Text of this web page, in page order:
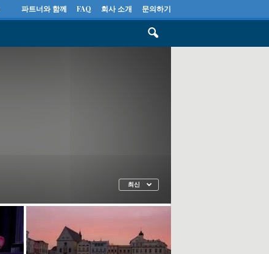
파트너와 함께 FAQ 회사 소개 문의하기
최신